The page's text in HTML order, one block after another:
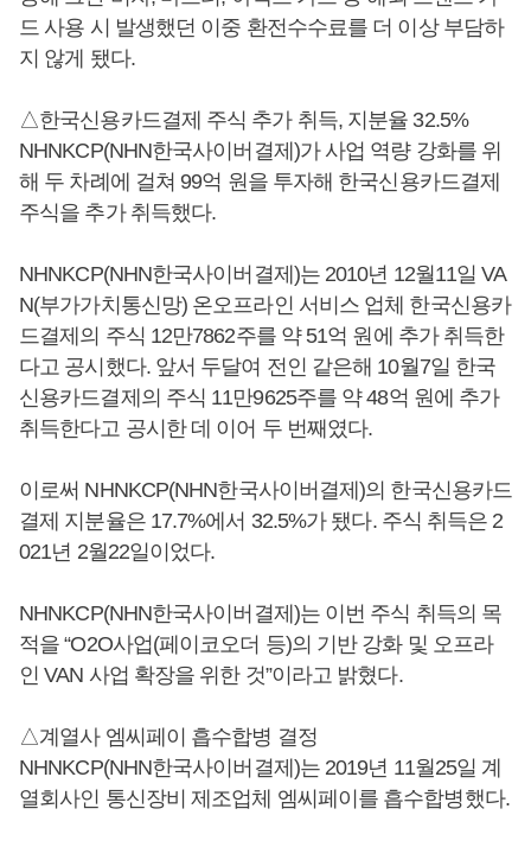
드 사용 시 발생했던 이중 환전수수료를 더 이상 부담하
지 않게 됐다.
△한국신용카드결제 주식 추가 취득, 지분율 32.5%
NHNKCP(NHN한국사이버결제)가 사업 역량 강화를 위
해 두 차례에 걸쳐 99억 원을 투자해 한국신용카드결제
주식을 추가 취득했다.
NHNKCP(NHN한국사이버결제)는 2010년 12월11일 VA
N(부가가치통신망) 온오프라인 서비스 업체 한국신용카
드결제의 주식 12만7862주를 약 51억 원에 추가 취득한
다고 공시했다. 앞서 두달여 전인 같은해 10월7일 한국
신용카드결제의 주식 11만9625주를 약 48억 원에 추가
취득한다고 공시한 데 이어 두 번째였다.
이로써 NHNKCP(NHN한국사이버결제)의 한국신용카드
결제 지분율은 17.7%에서 32.5%가 됐다. 주식 취득은 2
021년 2월22일이었다.
NHNKCP(NHN한국사이버결제)는 이번 주식 취득의 목
적을 “O2O사업(페이코오더 등)의 기반 강화 및 오프라
인 VAN 사업 확장을 위한 것”이라고 밝혔다.
△계열사 엠씨페이 흡수합병 결정
NHNKCP(NHN한국사이버결제)는 2019년 11월25일 계
열회사인 통신장비 제조업체 엠씨페이를 흡수합병했다.